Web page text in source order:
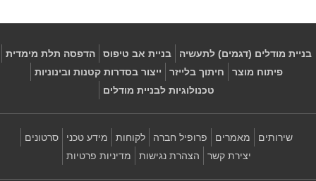
בניית מודלים (דגמים) לתעשיה בניית אב טיפוס
הדפסה תלת מימדית
פיתוח מוצר
חיתוך בלייזר
ייצור בסדרות קטנות ובינוניות
טכנולוגיות לבניית מודלים
שירותים מאמרים פרופיל חברה לקוחות מידע טכני
סרטונים
יצירת קשר
הצהרת נגישות מדיניות פרטיות